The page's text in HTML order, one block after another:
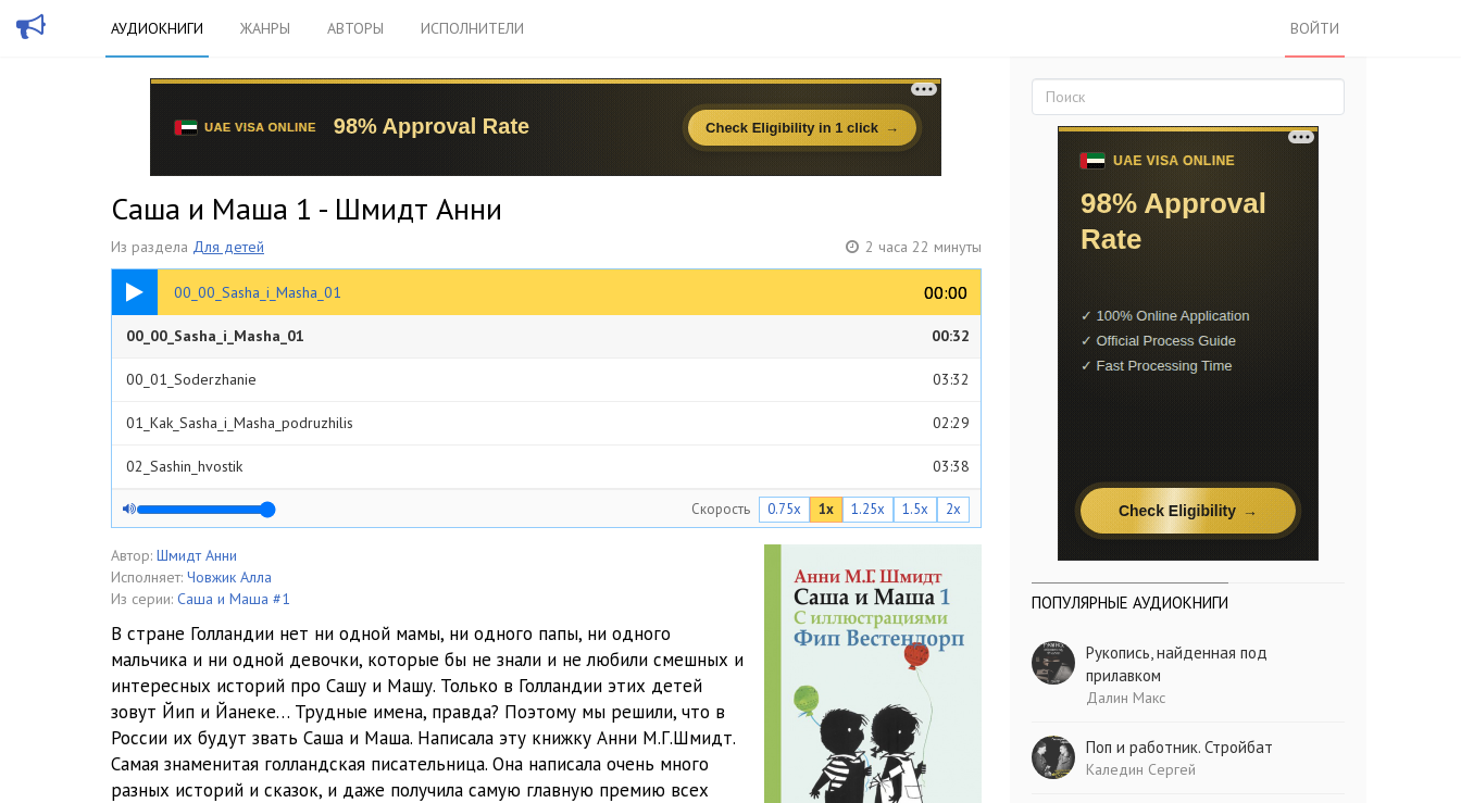
АУДИОКНИГИ ЖАНРЫ АВТОРЫ ИСПОЛНИТЕЛИ ВОЙТИ
Саша и Маша 1 - Шмидт Анни
Из раздела Для детей 2 часа 22 минуты
00_00_Sasha_i_Masha_01 00:00
00:00
00:32
00_00_Sasha_i_Masha_01 00:32
00_01_Soderzhanie 03:32
01_Kak_Sasha_i_Masha_podruzhilis 02:29
02_Sashin_hvostik 03:38
03_Kuklatanya_zabolela 02:23
04_Yabloki_dlya_dedushki
05_Malysh,_pohozhiy_na_porosYonka 03:22
06_Vsem_po_kusochku 02:13
07_Sobaka_iz_risovoy_kashi_s_izyumom
08_Masha_nemnozhko_prostudilas
09_Sasha_ne_hochet_pit_chay
Скорость 0.75x 1x 1.25x 1.5x 2x
Автор: Шмидт Анни
Исполняет: Човжик Алла
Из серии: Саша и Маша #1
В стране Голландии нет ни одной мамы, ни одного папы, ни одного
мальчика и ни одной девочки, которые бы не знали и не любили смешных и
интересных историй про Сашу и Машу. Только в Голландии этих детей
зовут Йип и Йанеке… Трудные имена, правда? Поэтому мы решили, что в
России их будут звать Саша и Маша. Написала эту книжку Анни М.Г.Шмидт.
Самая знаменитая голландская писательница. Она написала очень много
разных историй и сказок, и даже получила самую главную премию всех
ПОПУЛЯРНЫЕ АУДИОКНИГИ
Рукопись, найденная под
прилавком
Далин Макс
Поп и работник. Стройбат
Каледин Сергей